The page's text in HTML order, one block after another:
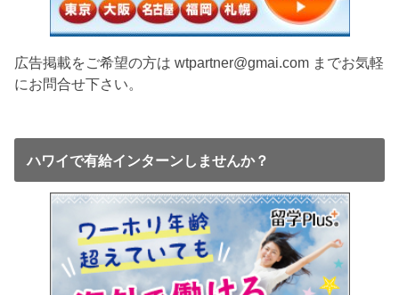
広告掲載をご希望の方は wtpartner@gmai.com までお気軽
にお問合せ下さい。
ハワイで有給インターンしませんか？